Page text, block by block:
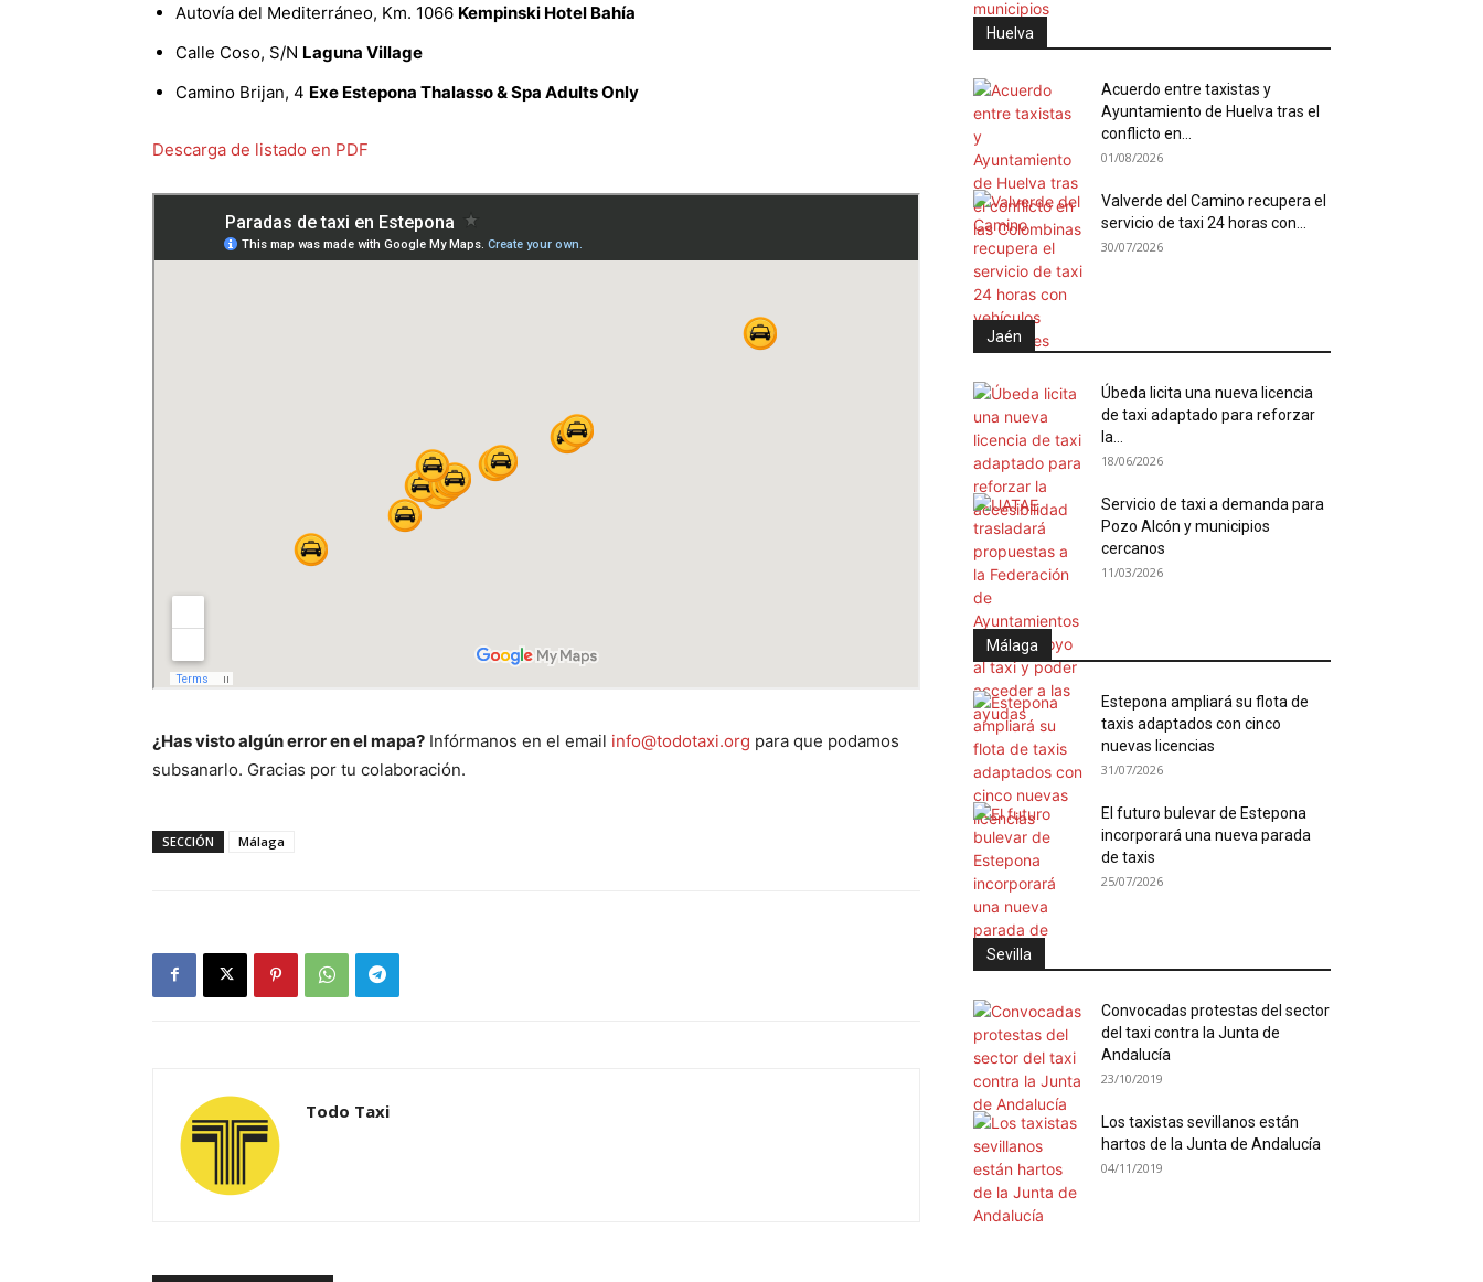
Autovía del Mediterráneo, Km. 1066 Kempinski Hotel Bahía
Calle Coso, S/N Laguna Village
Camino Brijan, 4 Exe Estepona Thalasso & Spa Adults Only
Descarga de listado en PDF
¿Has visto algún error en el mapa? Infórmanos en el email info@todotaxi.org para que podamos
subsanarlo. Gracias por tu colaboración.
SECCIÓN Málaga
Todo Taxi
Huelva
Acuerdo entre taxistas y
Ayuntamiento de Huelva tras el
conflicto en...
01/08/2026
Valverde del Camino recupera el
servicio de taxi 24 horas con...
30/07/2026
Jaén
Úbeda licita una nueva licencia
de taxi adaptado para reforzar
la...
18/06/2026
Servicio de taxi a demanda para
Pozo Alcón y municipios
cercanos
11/03/2026
Málaga
Estepona ampliará su flota de
taxis adaptados con cinco
nuevas licencias
31/07/2026
El futuro bulevar de Estepona
incorporará una nueva parada
de taxis
25/07/2026
Sevilla
Convocadas protestas del sector
del taxi contra la Junta de
Andalucía
23/10/2019
Los taxistas sevillanos están
hartos de la Junta de Andalucía
04/11/2019